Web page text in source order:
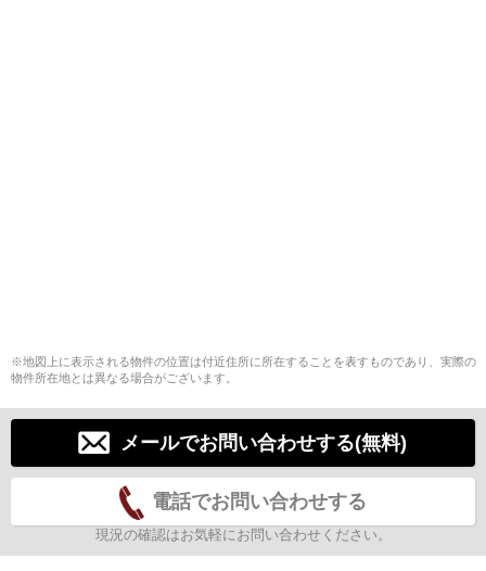
※地図上に表示される物件の位置は付近住所に所在することを表すものであり、実際の
物件所在地とは異なる場合がございます。
メールでお問い合わせする(無料)
電話でお問い合わせする
現況の確認はお気軽にお問い合わせください。